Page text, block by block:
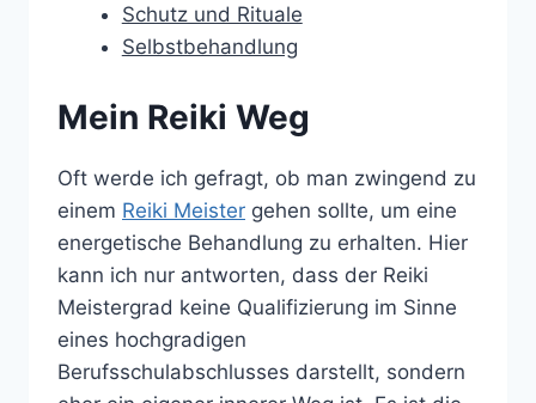
Schutz und Rituale
Selbstbehandlung
Mein Reiki Weg
Oft werde ich gefragt, ob man zwingend zu
einem Reiki Meister gehen sollte, um eine
energetische Behandlung zu erhalten. Hier
kann ich nur antworten, dass der Reiki
Meistergrad keine Qualifizierung im Sinne
eines hochgradigen
Berufsschulabschlusses darstellt, sondern